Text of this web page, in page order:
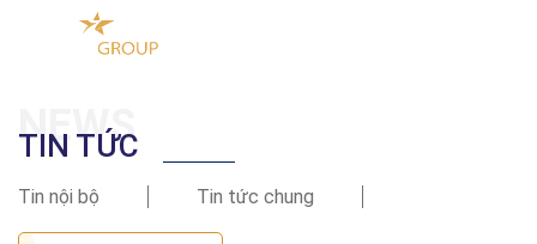
NEWS
TIN TỨC
Tin nội bộ Tin tức chung